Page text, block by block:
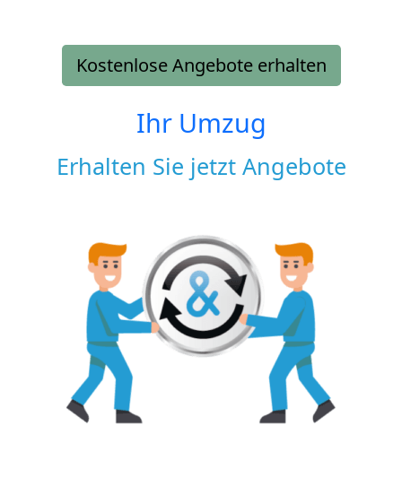
Kostenlose Angebote erhalten
Ihr Umzug
Erhalten Sie jetzt Angebote